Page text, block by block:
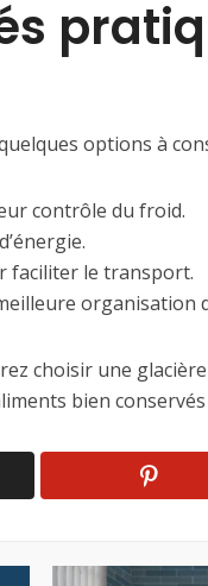
options à
contrôle du froid.
faciliter le transport.
organisation
choisir une
bien